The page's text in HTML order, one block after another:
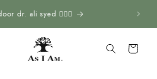
dr. ali syed 👨🏽‍⚕️
Winkelwagen